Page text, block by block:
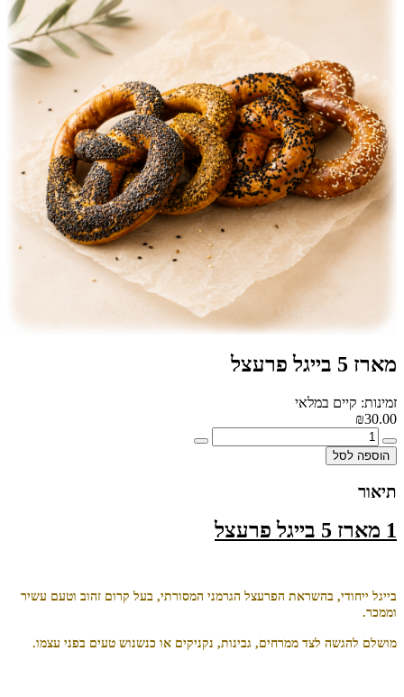
מארז 5 בייגל פרעצל
זמינות: קיים במלאי
₪30.00
הוספה לסל
תיאור
1 מארז 5 בייגל פרעצל
בייגל ייחודי, בהשראת הפרעצל הגרמני המסורתי, בעל קרום זהוב וטעם עשיר
וממכר.
מושלם להגשה לצד ממרחים, גבינות, נקניקים או כנשנוש טעים בפני עצמו.